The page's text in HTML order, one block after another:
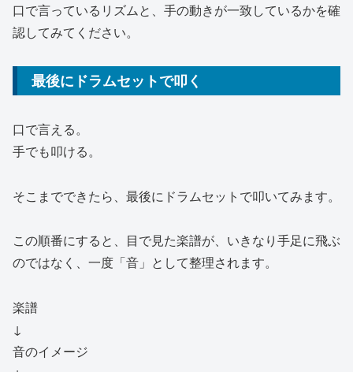
口で言っているリズムと、手の動きが一致しているかを確
認してみてください。
最後にドラムセットで叩く
口で言える。
手でも叩ける。
そこまでできたら、最後にドラムセットで叩いてみます。
この順番にすると、目で見た楽譜が、いきなり手足に飛ぶ
のではなく、一度「音」として整理されます。
楽譜
↓
音のイメージ